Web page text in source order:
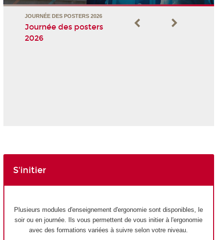
JOURNÉE DES POSTERS 2026
Journée des posters
2026
S'initier
Plusieurs modules d'enseignement d'ergonomie sont disponibles, le
soir ou en journée. Ils vous permettent de vous initier à l'ergonomie
avec des formations variées à suivre selon votre niveau.